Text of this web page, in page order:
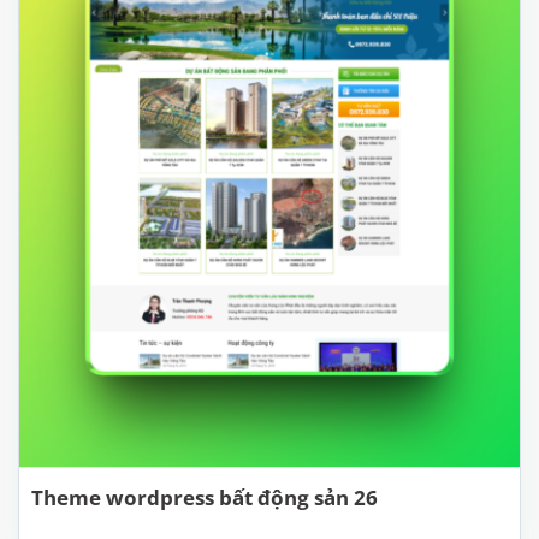
Theme wordpress bất động sản 26